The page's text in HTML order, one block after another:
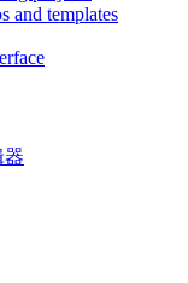
and templates
器